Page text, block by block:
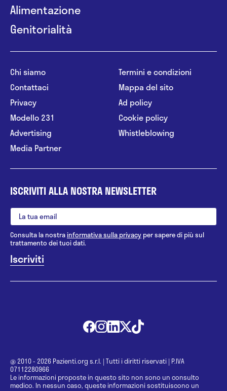
Alimentazione
Genitorialità
Chi siamo
Contattaci
Privacy
Modello 231
Advertising
Media Partner
Termini e condizioni
Mappa del sito
Ad policy
Cookie policy
Whistleblowing
ISCRIVITI ALLA NOSTRA NEWSLETTER
Consulta la nostrainformativa sulla privacy per sapere di più sul
trattamento dei tuoi dati.
@ 2010 - 2026 Pazienti.org s.r.l. | Tutti i diritti riservati | P.IVA
07112280966
Le informazioni proposte in questo sito non sono un consulto
medico. In nessun caso, queste informazioni sostituiscono un